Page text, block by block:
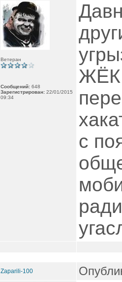
Ветеран
Сообщений: 648
Зарегистрирован: 22/01/2015
09:34
с
Zaparili-100